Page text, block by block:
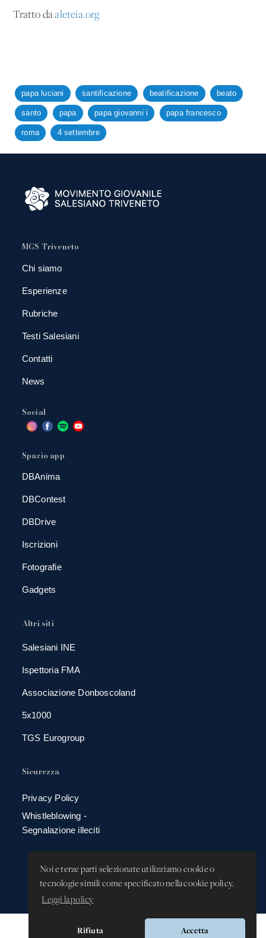
Noi e terze parti selezionate utilizziamo cookie o
tecnologie simili come specificato nella cookie policy.
Leggi la policy
Rifiuta Accetta
Tratto daaleteia.org
papa luciani santificazione beatificazione beato
santo papa papa giovanni i papa francesco
roma 4 settembre
MGS Triveneto
Chi siamo
Esperienze
Rubriche
Testi Salesiani
Contatti
News
Social
Spazio app
DBAnima
DBContest
DBDrive
Iscrizioni
Fotografie
Gadgets
Altri siti
Salesiani INE
Ispettoria FMA
Associazione Donboscoland
5x1000
TGS Eurogroup
Sicurezza
Privacy Policy
Whistleblowing -
Segnalazione illeciti